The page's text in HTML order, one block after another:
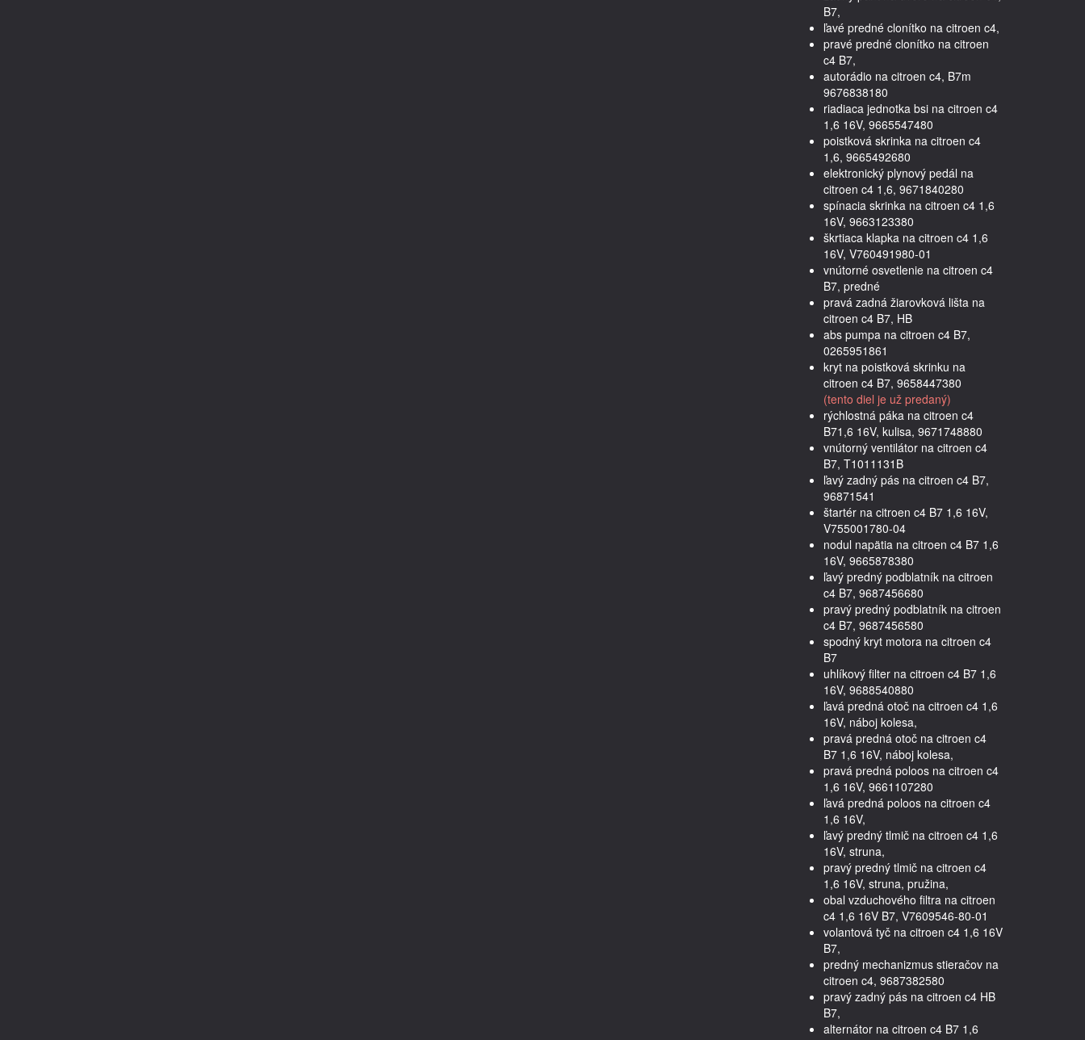
B7,
ľavé predné clonítko na citroen c4,
pravé predné clonítko na citroen
c4 B7,
autorádio na citroen c4, B7m
9676838180
riadiaca jednotka bsi na citroen c4
1,6 16V, 9665547480
poistková skrinka na citroen c4
1,6, 9665492680
elektronický plynový pedál na
citroen c4 1,6, 9671840280
spínacia skrinka na citroen c4 1,6
16V, 9663123380
škrtiaca klapka na citroen c4 1,6
16V, V760491980-01
vnútorné osvetlenie na citroen c4
B7, predné
pravá zadná žiarovková lišta na
citroen c4 B7, HB
abs pumpa na citroen c4 B7,
0265951861
kryt na poistková skrinku na
citroen c4 B7, 9658447380
(tento diel je už predaný)
rýchlostná páka na citroen c4
B71,6 16V, kulisa, 9671748880
vnútorný ventilátor na citroen c4
B7, T1011131B
ľavý zadný pás na citroen c4 B7,
96871541
štartér na citroen c4 B7 1,6 16V,
V755001780-04
nodul napätia na citroen c4 B7 1,6
16V, 9665878380
ľavý predný podblatník na citroen
c4 B7, 9687456680
pravý predný podblatník na citroen
c4 B7, 9687456580
spodný kryt motora na citroen c4
B7
uhlíkový filter na citroen c4 B7 1,6
16V, 9688540880
ľavá predná otoč na citroen c4 1,6
16V, náboj kolesa,
pravá predná otoč na citroen c4
B7 1,6 16V, náboj kolesa,
pravá predná poloos na citroen c4
1,6 16V, 9661107280
ľavá predná poloos na citroen c4
1,6 16V,
ľavý predný tlmič na citroen c4 1,6
16V, struna,
pravý predný tlmič na citroen c4
1,6 16V, struna, pružina,
obal vzduchového filtra na citroen
c4 1,6 16V B7, V7609546-80-01
volantová tyč na citroen c4 1,6 16V
B7,
predný mechanizmus stieračov na
citroen c4, 9687382580
pravý zadný pás na citroen c4 HB
B7,
alternátor na citroen c4 B7 1,6